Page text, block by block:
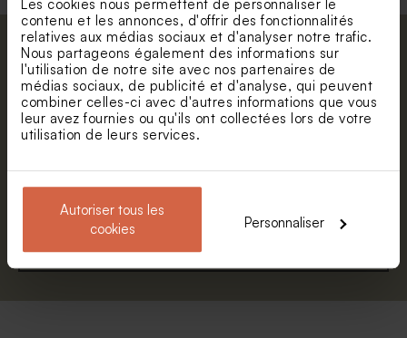
Les cookies nous permettent de personnaliser le
contenu et les annonces, d'offrir des fonctionnalités
relatives aux médias sociaux et d'analyser notre trafic.
Nous partageons également des informations sur
l'utilisation de notre site avec nos partenaires de
médias sociaux, de publicité et d'analyse, qui peuvent
combiner celles-ci avec d'autres informations que vous
leur avez fournies ou qu'ils ont collectées lors de votre
utilisation de leurs services.
Autoriser tous les
cookies
Personnaliser
Abonnez-vous à la newsletter et restez
informé. Petite surprise : bénéficiez de 5%
de réduction.
Prénom
E-mail
S'abonner